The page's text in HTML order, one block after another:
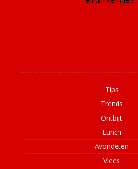
Tips
Trends
Ontbijt
Lunch
Avondeten
Vlees